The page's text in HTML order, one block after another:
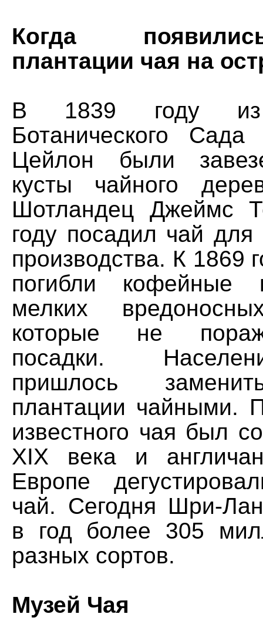
Когда
плантации чая на
В 1839 году из
Ботанического
Цейлон были
кусты чайного
Шотландец Джеймс
году посадил чай для
производства. К 1869
погибли кофейные
мелких
которые не
посадки.
пришлось
плантации чайными.
известного чая был
XIX века и
Европе
чай. Сегодня Шри-
в год более 305
разных сортов.
Музей Чая